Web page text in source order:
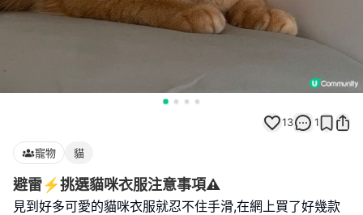
13 1
寵物 貓
避雷⚡️挑選貓咪衣服注意事項⚠️
見到好多可愛的貓咪衣服就忍不住手滑,在網上買了好幾款